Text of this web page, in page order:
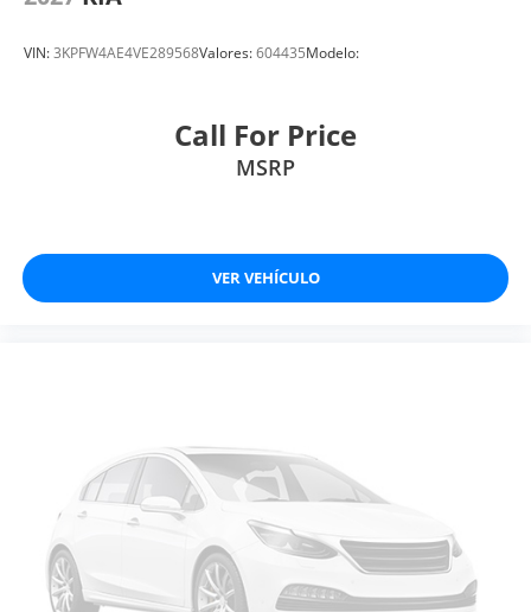
VIN:3KPFW4AE4VE289568Valores:604435Modelo:
Call For Price
MSRP
VER VEHÍCULO